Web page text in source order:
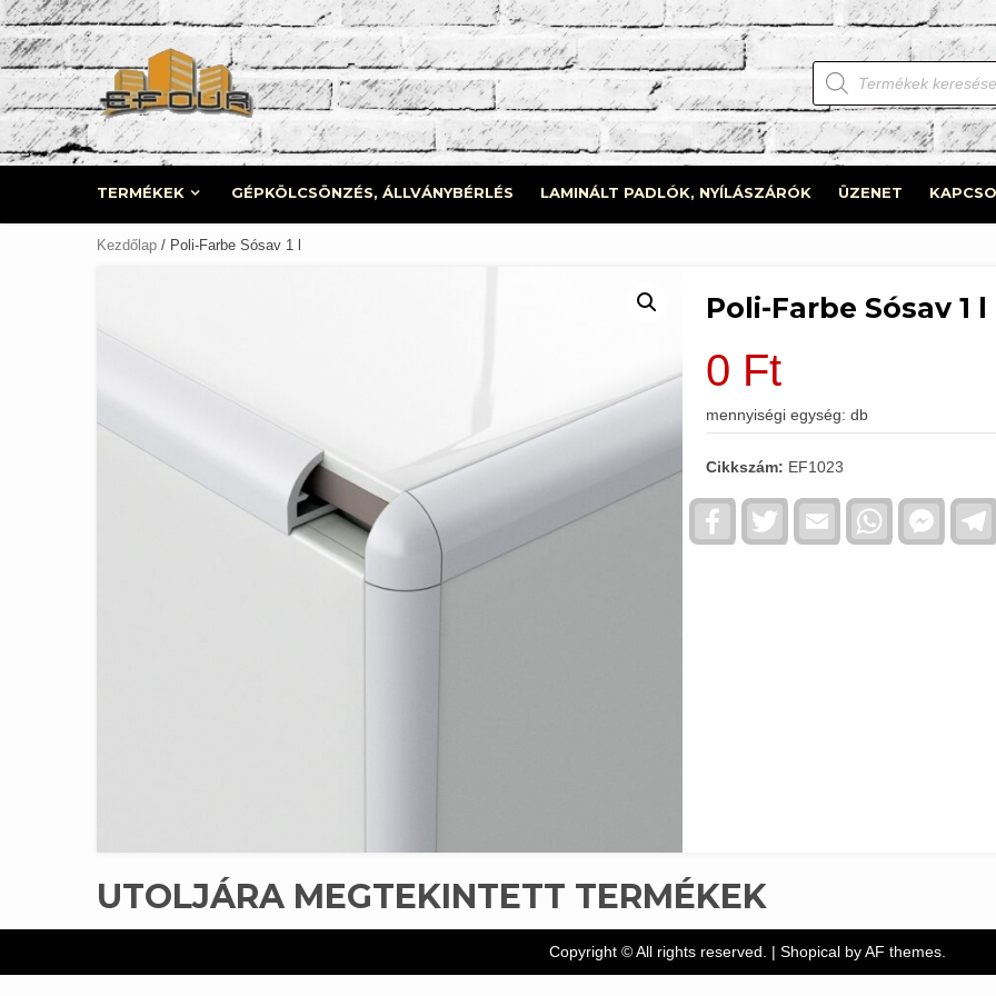
Skip
to
content
Products
search
TERMÉKEK GÉPKÖLCSÖNZÉS, ÁLLVÁNYBÉRLÉS LAMINÁLT PADLÓK, NYÍLÁSZÁRÓK ÜZENET
Kezdőlap / Poli-Farbe Sósav 1 l
Poli-Farbe Sósav 1 l
0 Ft
mennyiségi egység: db
Cikkszám: EF1023
FacebookTwitter Email WhatsApp
UTOLJÁRA MEGTEKINTETT TERMÉKEK
Copyright © All rights reserved. | Shopicalby AF themes.